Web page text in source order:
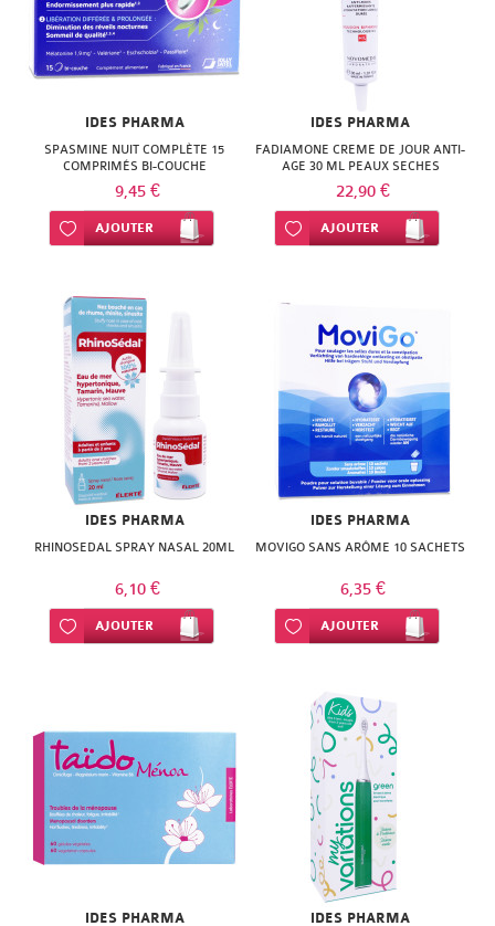
NATURA
PHYTEA
SANTE
SOLGAR
SUPER
DIET
URGO
NATURACTIVE
NATURESYSTEM
PHYTAROMASOL
AROMS
SOLGAR
WELEDA
IDES PHARMA
SPASMINE NUIT COMPLÈTE 15
COMPRIMÉS BI-COUCHE
9,45 €
Ajouter à ma liste d’envie
AJOUTER
IDES PHARMA
FADIAMONE CREME DE JOUR ANTI-
AGE 30 ML PEAUX SECHES
22,90 €
Ajouter à ma liste d’envie
AJOUTER
IDES PHARMA
RHINOSEDAL SPRAY NASAL 20ML
6,10 €
Ajouter à ma liste d’envie
AJOUTER
IDES PHARMA
MOVIGO SANS ARÔME 10 SACHETS
6,35 €
Ajouter à ma liste d’envie
AJOUTER
IDES PHARMA IDES PHARMA